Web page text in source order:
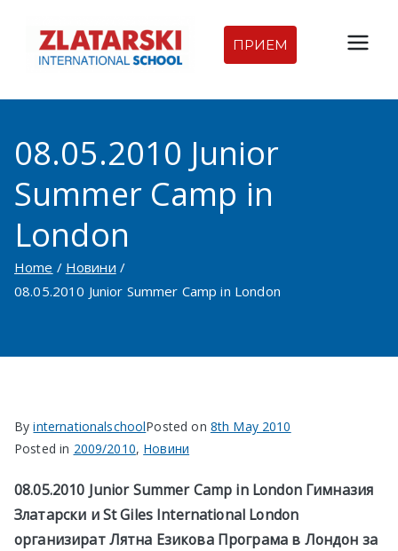
content
Междуна
родна
гимназия
Златарск
Междуна
родно
в София
ПРИЕМ
08.05.2010 Junior
Summer Camp in
London
Home
Новини
08.05.2010 Junior Summer Camp in London
ByinternationalschoolPosted on 8th May 2010
Posted in 2009/2010, Новини
08.05.2010 Junior Summer Camp in London Гимназия
Златарски и St Giles International London
организират Лятна Езикова Програма в Лондон за